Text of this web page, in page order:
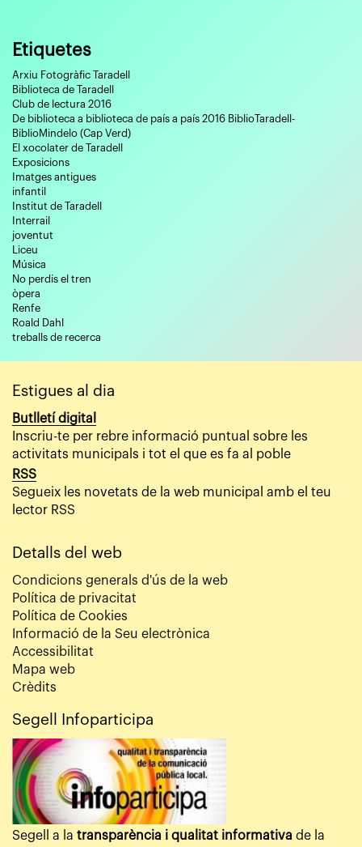
Etiquetes
Arxiu Fotogràfic Taradell
Biblioteca de Taradell
Club de lectura 2016
De biblioteca a biblioteca de país a país 2016 BiblioTaradell-
BiblioMindelo (Cap Verd)
El xocolater de Taradell
Exposicions
Imatges antigues
infantil
Institut de Taradell
Interrail
joventut
Liceu
Música
No perdis el tren
òpera
Renfe
Roald Dahl
treballs de recerca
Estigues al dia
Butlletí digital
Inscriu-te per rebre informació puntual sobre les
activitats municipals i tot el que es fa al poble
RSS
Segueix les novetats de la web municipal amb el teu
lector RSS
Detalls del web
Condicions generals d'ús de la web
Política de privacitat
Política de Cookies
Informació de la Seu electrònica
Accessibilitat
Mapa web
Crèdits
Segell Infoparticipa
Segell a la transparència i qualitat informativa de la